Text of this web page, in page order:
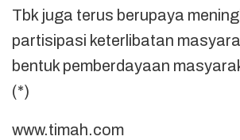
Tbk juga terus berupaya
partisipasi keterlibatan
bentuk pemberdayaan
(*)
www.timah.com